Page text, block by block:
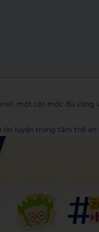
một cột mốc đủ
luyện trong tâm thế an